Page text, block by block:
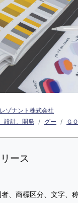
ゾナント株式会社
設計、開発
グー Ｇ
ース
、商標区分、文字、